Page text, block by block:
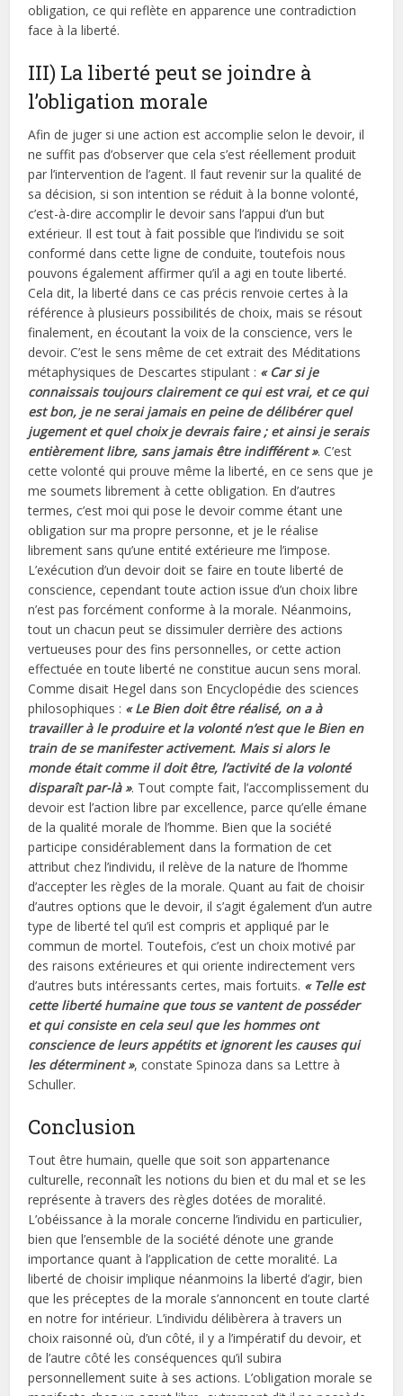
obligation, ce qui reflète en apparence une contradiction
face à la liberté.
III) La liberté peut se joindre à
l’obligation morale
Afin de juger si une action est accomplie selon le devoir, il
ne suffit pas d’observer que cela s’est réellement produit
par l’intervention de l’agent. Il faut revenir sur la qualité de
sa décision, si son intention se réduit à la bonne volonté,
c’est-à-dire accomplir le devoir sans l’appui d’un but
extérieur. Il est tout à fait possible que l’individu se soit
conformé dans cette ligne de conduite, toutefois nous
pouvons également affirmer qu’il a agi en toute liberté.
Cela dit, la liberté dans ce cas précis renvoie certes à la
référence à plusieurs possibilités de choix, mais se résout
finalement, en écoutant la voix de la conscience, vers le
devoir. C’est le sens même de cet extrait des Méditations
métaphysiques de Descartes stipulant : « Car si je
connaissais toujours clairement ce qui est vrai, et ce qui
est bon, je ne serai jamais en peine de délibérer quel
jugement et quel choix je devrais faire ; et ainsi je serais
entièrement libre, sans jamais être indifférent ». C’est
cette volonté qui prouve même la liberté, en ce sens que je
me soumets librement à cette obligation. En d’autres
termes, c’est moi qui pose le devoir comme étant une
obligation sur ma propre personne, et je le réalise
librement sans qu’une entité extérieure me l’impose.
L’exécution d’un devoir doit se faire en toute liberté de
conscience, cependant toute action issue d’un choix libre
n’est pas forcément conforme à la morale. Néanmoins,
tout un chacun peut se dissimuler derrière des actions
vertueuses pour des fins personnelles, or cette action
effectuée en toute liberté ne constitue aucun sens moral.
Comme disait Hegel dans son Encyclopédie des sciences
philosophiques : « Le Bien doit être réalisé, on a à
travailler à le produire et la volonté n’est que le Bien en
train de se manifester activement. Mais si alors le
monde était comme il doit être, l’activité de la volonté
disparaît par-là ». Tout compte fait, l’accomplissement du
devoir est l’action libre par excellence, parce qu’elle émane
de la qualité morale de l’homme. Bien que la société
participe considérablement dans la formation de cet
attribut chez l’individu, il relève de la nature de l’homme
d’accepter les règles de la morale. Quant au fait de choisir
d’autres options que le devoir, il s’agit également d’un autre
type de liberté tel qu’il est compris et appliqué par le
commun de mortel. Toutefois, c’est un choix motivé par
des raisons extérieures et qui oriente indirectement vers
d’autres buts intéressants certes, mais fortuits. « Telle est
cette liberté humaine que tous se vantent de posséder
et qui consiste en cela seul que les hommes ont
conscience de leurs appétits et ignorent les causes qui
les déterminent », constate Spinoza dans sa Lettre à
Schuller.
Conclusion
Tout être humain, quelle que soit son appartenance
culturelle, reconnaît les notions du bien et du mal et se les
représente à travers des règles dotées de moralité.
L’obéissance à la morale concerne l’individu en particulier,
bien que l’ensemble de la société dénote une grande
importance quant à l’application de cette moralité. La
liberté de choisir implique néanmoins la liberté d’agir, bien
que les préceptes de la morale s’annoncent en toute clarté
en notre for intérieur. L’individu délibèrera à travers un
choix raisonné où, d’un côté, il y a l’impératif du devoir, et
de l’autre côté les conséquences qu’il subira
personnellement suite à ses actions. L’obligation morale se